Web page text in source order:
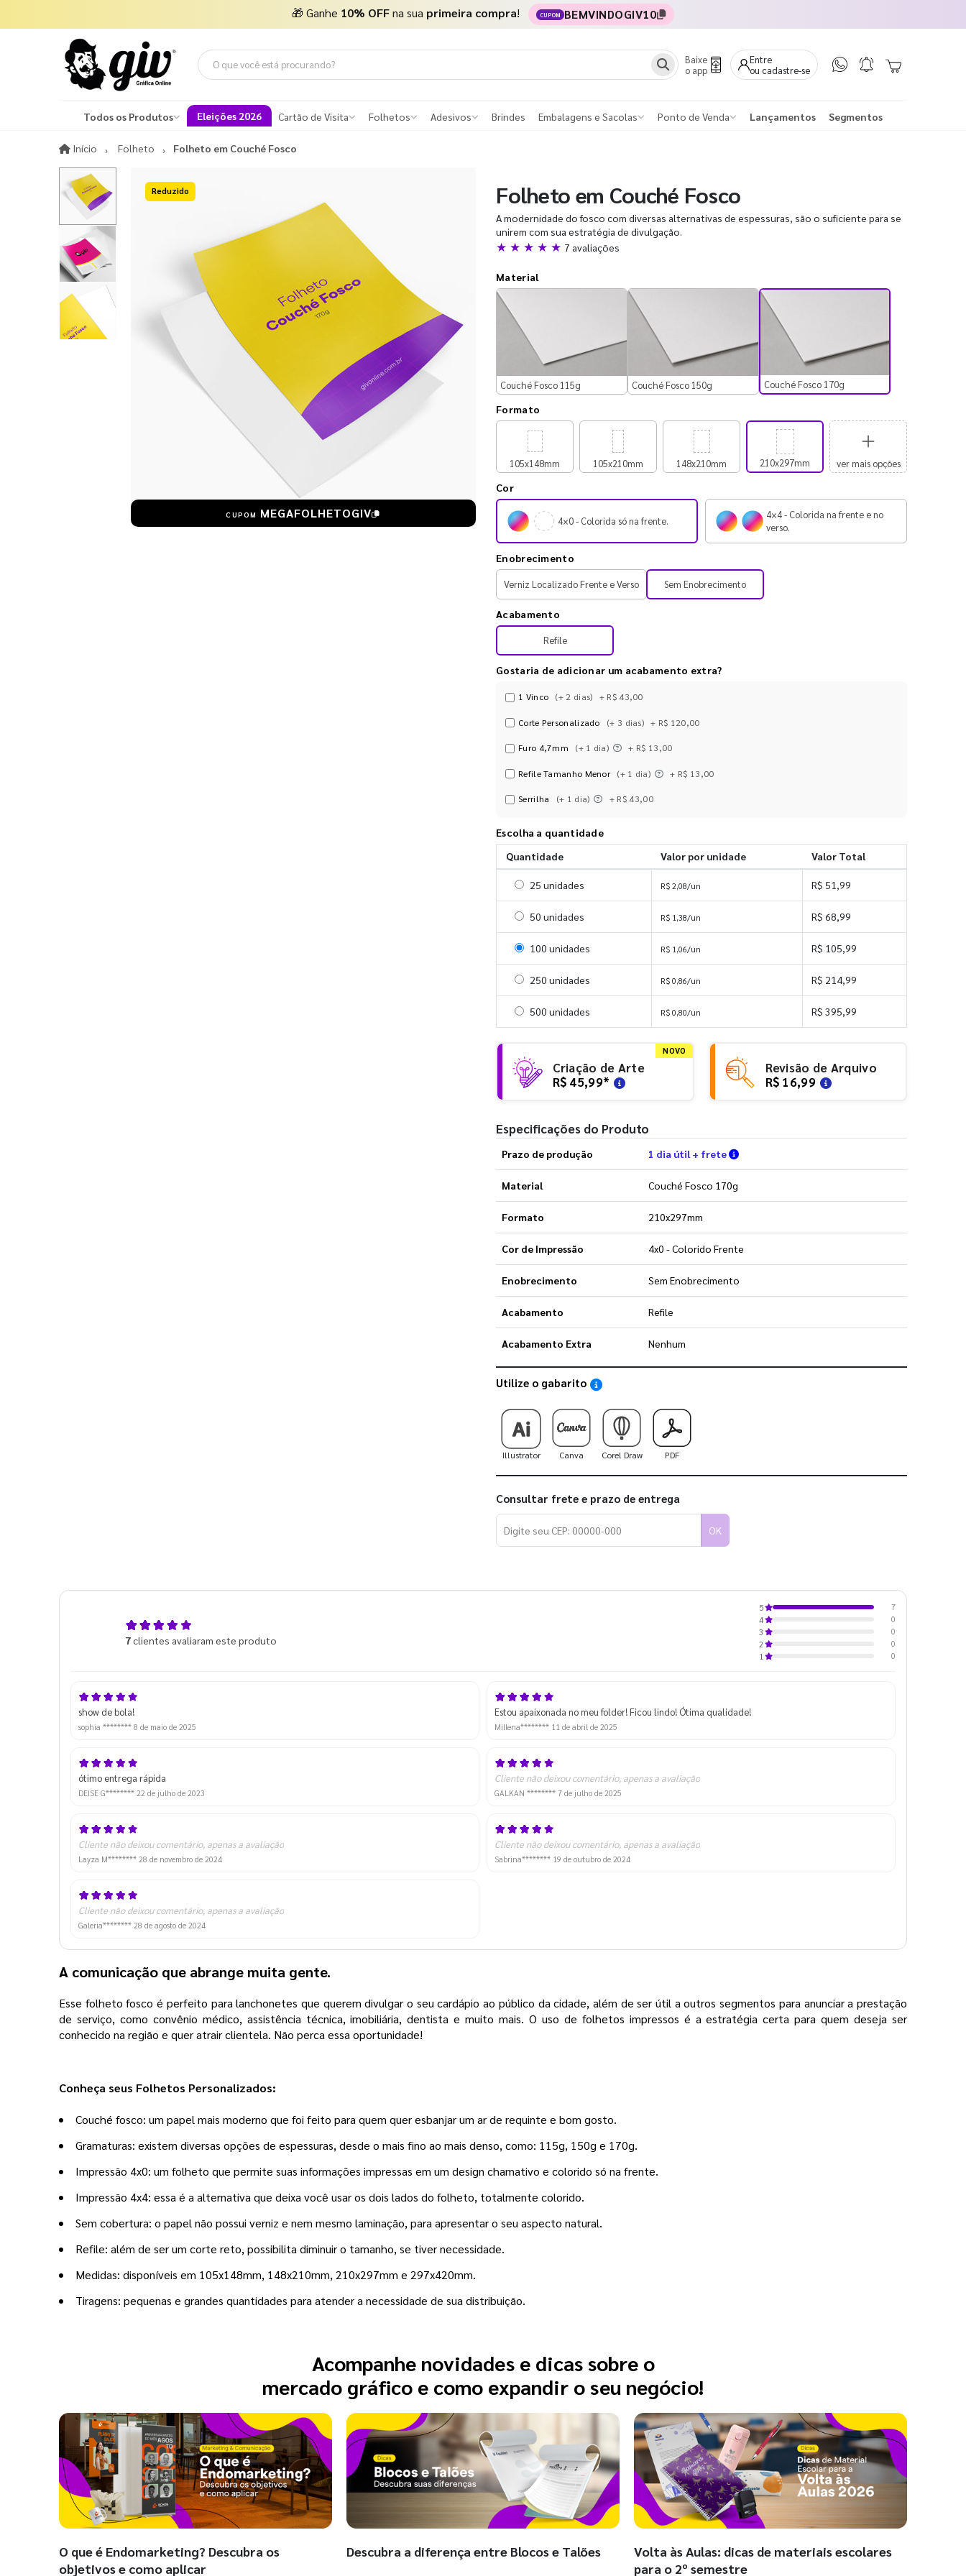
🎁 Ganhe 10% OFFna sua primeira compra! CUPOM BEMVINDOGIV10
Baixe
o app
Entre
ou cadastre-se
Todos os Produtos Eleições 2026 Cartão de Visita Folhetos Adesivos Brindes Embalagens e Sacolas Ponto de Venda Lançamentos Segmentos
Início InícioFolheto Folheto em Couché Fosco
Reduzido
CUPOM MEGAFOLHETOGIV
Folheto em Couché Fosco
A modernidade do fosco com diversas alternativas de espessuras, são o suficiente para se
unirem com sua estratégia de divulgação.
★ ★ ★ ★ ★ 7 avaliações
Material
Couché Fosco 115g Couché Fosco 150g Couché Fosco 170g
Formato
105x148mm 105x210mm 148x210mm 210x297mm ver mais opções
Cor
4×0 - Colorida só na frente.
4×4 - Colorida na frente e no
verso.
Enobrecimento
Verniz Localizado Frente e Verso Sem Enobrecimento
Acabamento
Refile
Gostaria de adicionar um acabamento extra?
1 Vinco (+ 2 dias) + R$ 43,00
Corte Personalizado (+ 3 dias) + R$ 120,00
Furo 4,7mm (+ 1 dia) + R$ 13,00
Refile Tamanho Menor (+ 1 dia) + R$ 13,00
Serrilha (+ 1 dia) + R$ 43,00
Escolha a quantidade
Quantidade
Valor por unidade Valor Total
Selecionar 25 unidades
25 unidades R$ 2,08/un R$ 51,99
Selecionar 50 unidades
50 unidades R$ 1,38/un R$ 68,99
Selecionar 100 unidades
100 unidades R$ 1,06/un R$ 105,99
Selecionar 250 unidades
250 unidades R$ 0,86/un R$ 214,99
Selecionar 500 unidades
500 unidades R$ 0,80/un R$ 395,99
NOVO
Criação de Arte
R$ 45,99*
Revisão de Arquivo
R$ 16,99
Especificações do Produto
Prazo de produção 1 dia útil + frete Verifique as condições de entrega
Material Couché Fosco 170g
Formato 210x297mm
Cor de Impressão 4x0 - Colorido Frente
Enobrecimento Sem Enobrecimento
Acabamento Refile
Acabamento Extra Nenhum
Utilize o gabarito Saiba como utilizar os nossos gabaritos
Illustrator Canva Corel Draw PDF
Consultar frete e prazo de entrega
OK
7clientes avaliaram este produto
5
7
4
0
3
0
2
0
1
0
show de bola!
sophia ******** 8 de maio de 2025
Estou apaixonada no meu folder! Ficou lindo! Ótima qualidade!
Millena******** 11 de abril de 2025
ótimo entrega rápida
DEISE G******** 22 de julho de 2023
Cliente não deixou comentário, apenas a avaliação
GALKAN ******** 7 de julho de 2025
Cliente não deixou comentário, apenas a avaliação
Layza M******** 28 de novembro de 2024
Cliente não deixou comentário, apenas a avaliação
Sabrina******** 19 de outubro de 2024
Cliente não deixou comentário, apenas a avaliação
Galeria******** 28 de agosto de 2024
A comunicação que abrange muita gente.
Esse folheto fosco é perfeito para lanchonetes que querem divulgar o seu cardápio ao público da cidade, além de ser útil a outros segmentos para anunciar a prestação
de serviço, como convênio médico, assistência técnica, imobiliária, dentista e muito mais. O uso de folhetos impressos é a estratégia certa para quem deseja ser
conhecido na região e quer atrair clientela. Não perca essa oportunidade!
Conheça seus Folhetos Personalizados:
Couché fosco: um papel mais moderno que foi feito para quem quer esbanjar um ar de requinte e bom gosto.
Gramaturas: existem diversas opções de espessuras, desde o mais fino ao mais denso, como: 115g, 150g e 170g.
Impressão 4x0: um folheto que permite suas informações impressas em um design chamativo e colorido só na frente.
Impressão 4x4: essa é a alternativa que deixa você usar os dois lados do folheto, totalmente colorido.
Sem cobertura: o papel não possui verniz e nem mesmo laminação, para apresentar o seu aspecto natural.
Refile: além de ser um corte reto, possibilita diminuir o tamanho, se tiver necessidade.
Medidas: disponíveis em 105x148mm, 148x210mm, 210x297mm e 297x420mm.
Tiragens: pequenas e grandes quantidades para atender a necessidade de sua distribuição.
Acompanhe novidades e dicas sobre o
mercado gráfico e como expandir o seu negócio!
O que é Endomarketing? Descubra os
objetivos e como aplicar
Descubra a diferença entre Blocos e Talões
Volta às Aulas: dicas de materiais escolares
para o 2º semestre